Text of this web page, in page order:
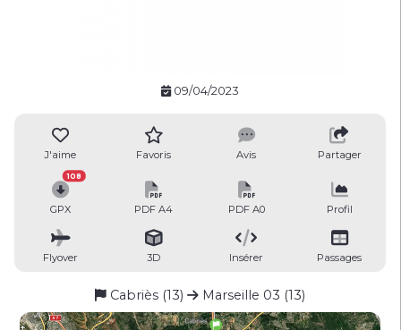
09/04/2023
J'aime Favoris Avis Partager
GPX
108
PDF A4 PDF A0 Profil
Flyover 3D Insérer Passages
Cabriès (13) Marseille 03 (13)